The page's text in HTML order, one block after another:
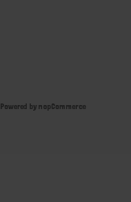
Powered by nopCommerce